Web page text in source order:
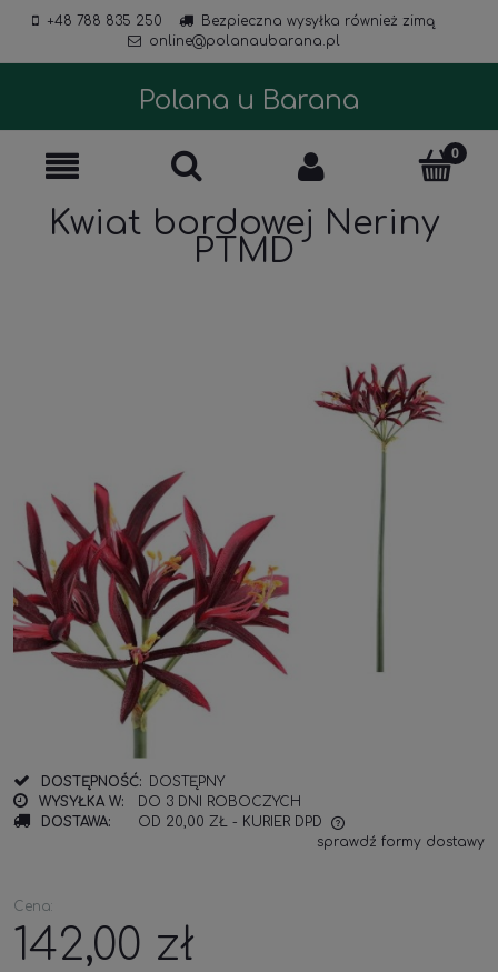
+48 788 835 250
Bezpieczna wysyłka również zimą
online@polanaubarana.pl
Polana u Barana
Kwiat bordowej Neriny
PTMD
DOSTĘPNOŚĆ:
DOSTĘPNY
WYSYŁKA W:
DO 3 DNI ROBOCZYCH
DOSTAWA:
OD 20,00 ZŁ - KURIER DPD
sprawdź formy dostawy
Cena:
142,00 zł